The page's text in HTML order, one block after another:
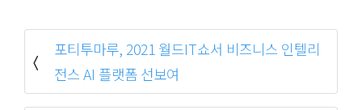
포티투마루, 2021 월드IT쇼서 비즈니스 인텔리
전스 AI 플랫폼 선보여